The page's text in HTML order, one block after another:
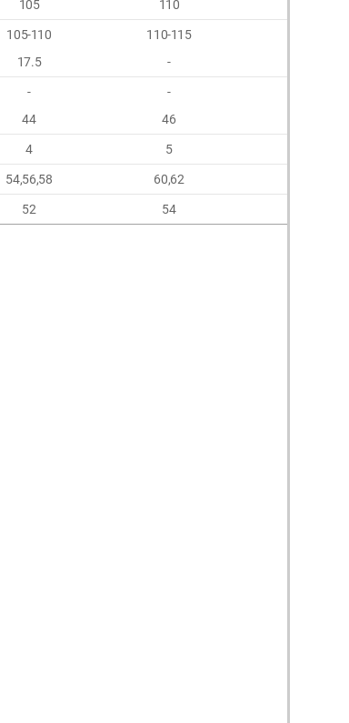
105 110
105-110
17.5
110-115
-
-
44
-
46
4 5
54,56,58 60,62
52 54